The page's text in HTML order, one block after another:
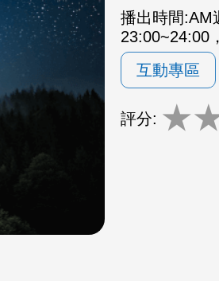
播出時間:AM
23:00~24:00
互動專區
評分: ★